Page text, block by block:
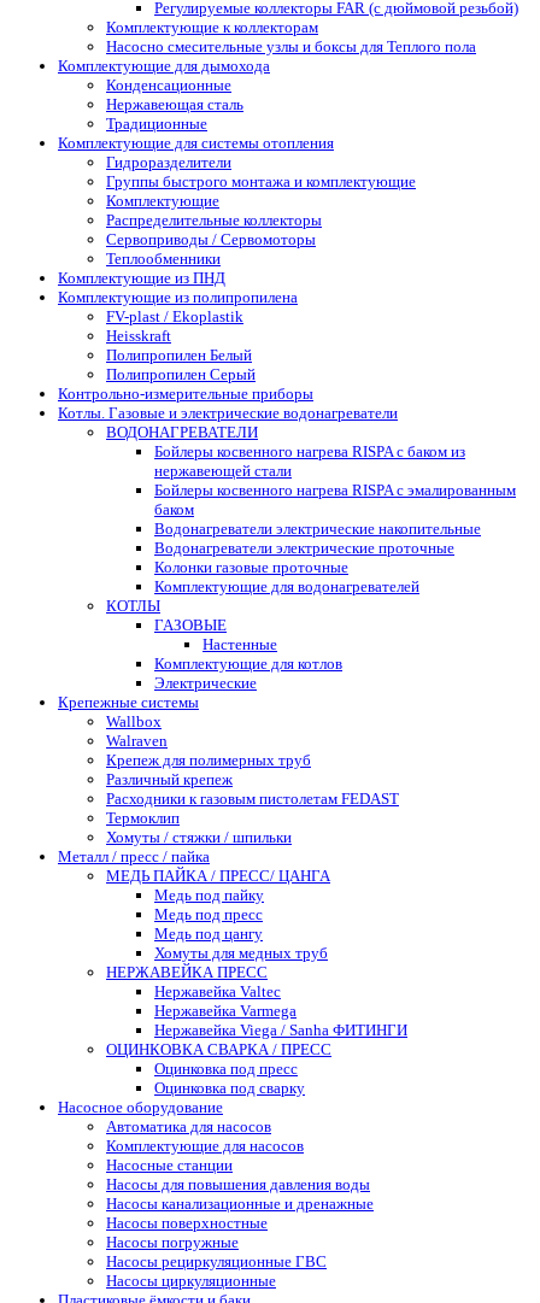
Регулируемые коллекторы FAR (с дюймовой резьбой)
Комплектующие к коллекторам
Насосно смесительные узлы и боксы для Теплого пола
Комплектующие для дымохода
Конденсационные
Нержавеющая сталь
Традиционные
Комплектующие для системы отопления
Гидроразделители
Группы быстрого монтажа и комплектующие
Комплектующие
Распределительные коллекторы
Сервоприводы / Сервомоторы
Теплообменники
Комплектующие из ПНД
Комплектующие из полипропилена
FV-plast / Ekoplastik
Heisskraft
Полипропилен Белый
Полипропилен Серый
Контрольно-измерительные приборы
Котлы. Газовые и электрические водонагреватели
ВОДОНАГРЕВАТЕЛИ
Бойлеры косвенного нагрева RISPA с баком из
нержавеющей стали
Бойлеры косвенного нагрева RISPA с эмалированным
баком
Водонагреватели электрические накопительные
Водонагреватели электрические проточные
Колонки газовые проточные
Комплектующие для водонагревателей
КОТЛЫ
ГАЗОВЫЕ
Настенные
Комплектующие для котлов
Электрические
Крепежные системы
Wallbox
Walraven
Крепеж для полимерных труб
Различный крепеж
Расходники к газовым пистолетам FEDAST
Термоклип
Хомуты / стяжки / шпильки
Металл / пресс / пайка
МЕДЬ ПАЙКА / ПРЕСС/ ЦАНГА
Медь под пайку
Медь под пресс
Медь под цангу
Хомуты для медных труб
НЕРЖАВЕЙКА ПРЕСС
Нержавейка Valtec
Нержавейка Varmega
Нержавейка Viega / Sanha ФИТИНГИ
ОЦИНКОВКА СВАРКА / ПРЕСС
Оцинковка под пресс
Оцинковка под сварку
Насосное оборудование
Автоматика для насосов
Комплектующие для насосов
Насосные станции
Насосы для повышения давления воды
Насосы канализационные и дренажные
Насосы поверхностные
Насосы погружные
Насосы рециркуляционные ГВС
Насосы циркуляционные